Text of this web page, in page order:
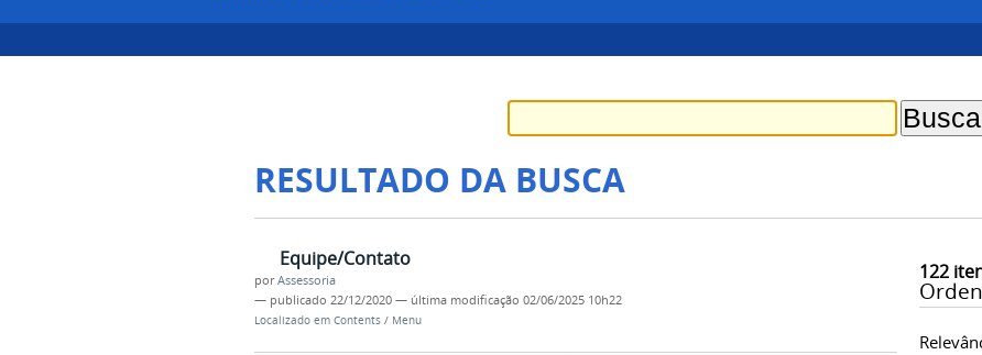
RESULTADO DA BUSCA
122
Equipe/Contato
porAssessoria
— publicado 22/12/2020 — última modificação 02/06/2025 10h22
Localizado em Contents / Menu